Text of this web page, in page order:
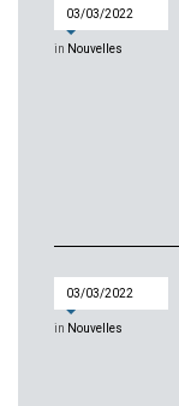
03/03/2022
in Nouvelles
03/03/2022
in Nouvelles